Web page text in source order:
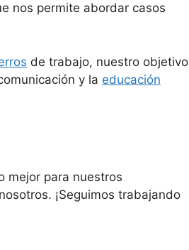
nos permite abordar casos
de trabajo, nuestro objetivo
y la educación
mejor para nuestros
¡Seguimos trabajando